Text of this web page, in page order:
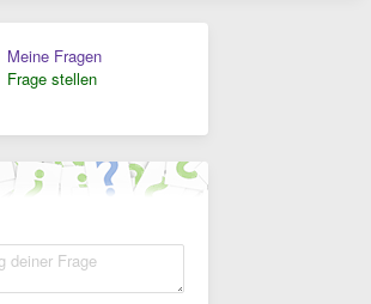
Meine Fragen
Frage stellen